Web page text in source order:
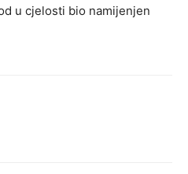
u cjelosti bio namijenjen